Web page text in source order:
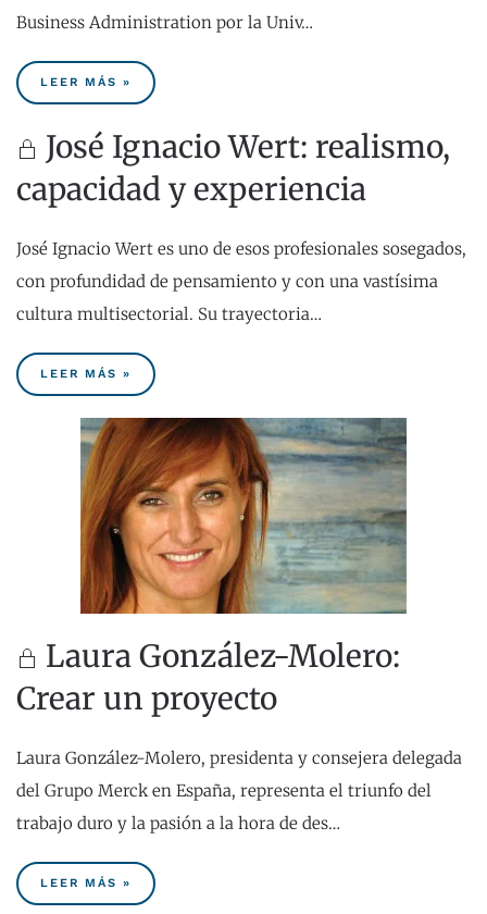
Business Administration por la Univ…
LEER MÁS »
José Ignacio Wert: realismo,
capacidad y experiencia
José Ignacio Wert es uno de esos profesionales sosegados,
con profundidad de pensamiento y con una vastísima
cultura multisectorial. Su trayectoria…
LEER MÁS »
Laura González-Molero:
Crear un proyecto
Laura González-Molero, presidenta y consejera delegada
del Grupo Merck en España, representa el triunfo del
trabajo duro y la pasión a la hora de des…
LEER MÁS »